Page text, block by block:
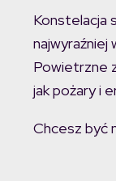
Konstelacja
najwyraźniej
Powietrzne
jak pożary i
Chcesz być